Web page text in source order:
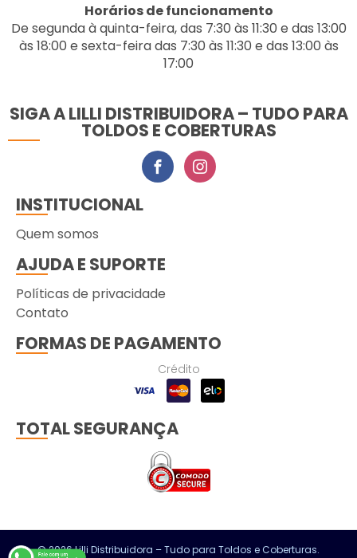
Horários de funcionamento
De segunda à quinta-feira, das 7:30 às 11:30 e das 13:00
às 18:00 e sexta-feira das 7:30 às 11:30 e das 13:00 às
17:00
SIGA A LILLI DISTRIBUIDORA – TUDO PARA
TOLDOS E COBERTURAS
INSTITUCIONAL
Quem somos
AJUDA E SUPORTE
Políticas de privacidade
Contato
FORMAS DE PAGAMENTO
Crédito
TOTAL SEGURANÇA
© 2026 Lilli Distribuidora – Tudo para Toldos e Coberturas.